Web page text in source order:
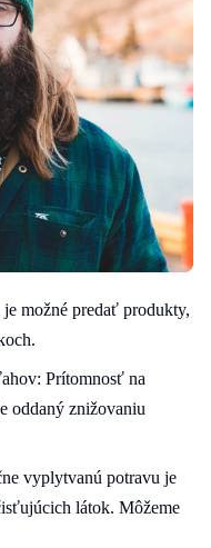
možné predať produkty,
Prítomnosť na
oddaný znižovaniu
vyplytvanú potravu je
látok. Môžeme